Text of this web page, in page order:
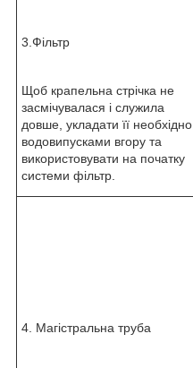
3.Фільтр
Щоб крапельна стрічка не
засмічувалася і служила
довше, укладати її необхідно
водовипусками вгору та
використовувати на початку
системи фільтр.
4. Магістральна труба